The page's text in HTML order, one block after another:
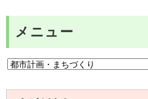
メニュー